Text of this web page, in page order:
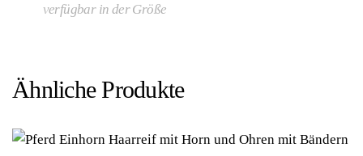
verfügbar in der Größe
Ähnliche Produkte